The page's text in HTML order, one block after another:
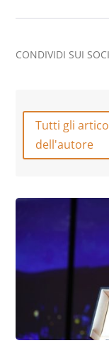
CONDIVIDI SUI
Tutti gli
dell'autore